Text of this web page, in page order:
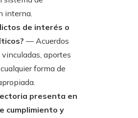
interna.
de interés o
— Acuerdos
aportes
forma de
presenta en
cumplimiento y